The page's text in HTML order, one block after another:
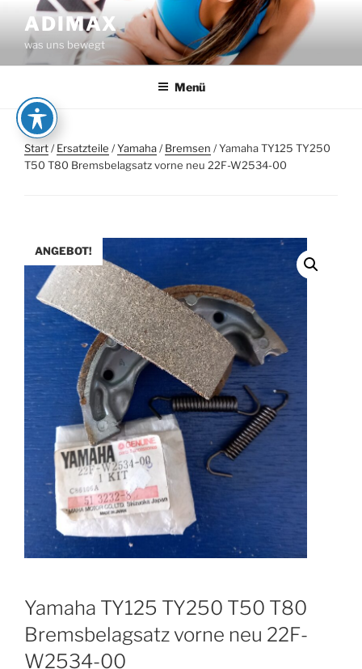
Inhalt
springen
ADIMAX
was uns bewegt
Menü
Start/Ersatzteile /Yamaha/Bremsen / Yamaha TY125 TY250
T50 T80 Bremsbelagsatz vorne neu 22F-W2534-00
ANGEBOT!
Yamaha TY125 TY250 T50 T80
Bremsbelagsatz vorne neu 22F-
W2534-00